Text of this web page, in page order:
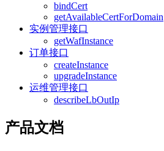
bindCert
getAvailableCertForDomain
实例管理接口
getWafInstance
订单接口
createInstance
upgradeInstance
运维管理接口
describeLbOutIp
产品文档